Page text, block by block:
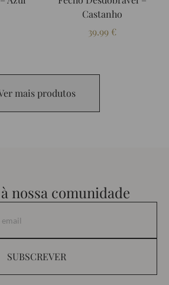
Castanho
39.99 €
mais produtos
nossa comunidade
SUBSCREVER